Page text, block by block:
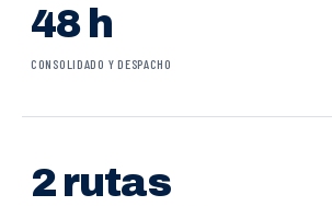
48 h
CONSOLIDADO Y DESPACHO
2 rutas